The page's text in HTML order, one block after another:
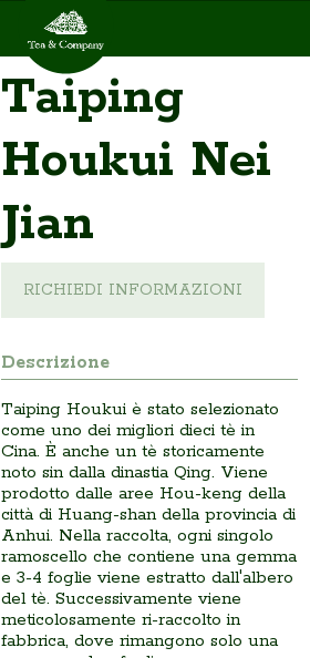
Taiping
Houkui Nei
Jian
RICHIEDI INFORMAZIONI
Descrizione
Taiping Houkui è stato selezionato
come uno dei migliori dieci tè in
Cina. È anche un tè storicamente
noto sin dalla dinastia Qing. Viene
prodotto dalle aree Hou-keng della
città di Huang-shan della provincia di
Anhui. Nella raccolta, ogni singolo
ramoscello che contiene una gemma
e 3-4 foglie viene estratto dall'albero
del tè. Successivamente viene
meticolosamente ri-raccolto in
fabbrica, dove rimangono solo una